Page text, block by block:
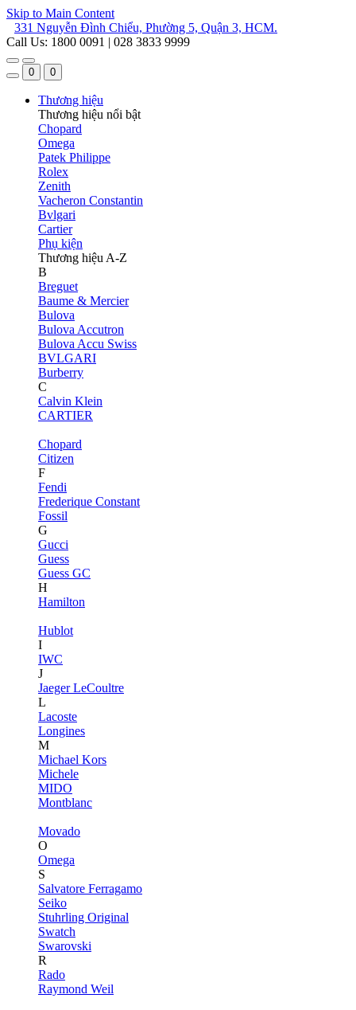
Skip to Main Content
331 Nguyễn Đình Chiểu, Phường 5, Quận 3, HCM.
Call Us: 1800 0091 | 028 3833 9999
0 0
Thương hiệu
Thương hiệu nổi bật
Chopard
Omega
Patek Philippe
Rolex
Zenith
Vacheron Constantin
Bvlgari
Cartier
Phụ kiện
Thương hiệu A-Z
B
Breguet
Baume & Mercier
Bulova
Bulova Accutron
Bulova Accu Swiss
BVLGARI
Burberry
C
Calvin Klein
CARTIER
Chopard
Citizen
F
Fendi
Frederique Constant
Fossil
G
Gucci
Guess
Guess GC
H
Hamilton
Hublot
I
IWC
J
Jaeger LeCoultre
L
Lacoste
Longines
M
Michael Kors
Michele
MIDO
Montblanc
Movado
O
Omega
S
Salvatore Ferragamo
Seiko
Stuhrling Original
Swatch
Swarovski
R
Rado
Raymond Weil